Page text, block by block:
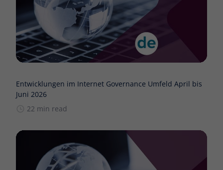
Entwicklungen im Internet Governance Umfeld April bis
Juni 2026
22 min read